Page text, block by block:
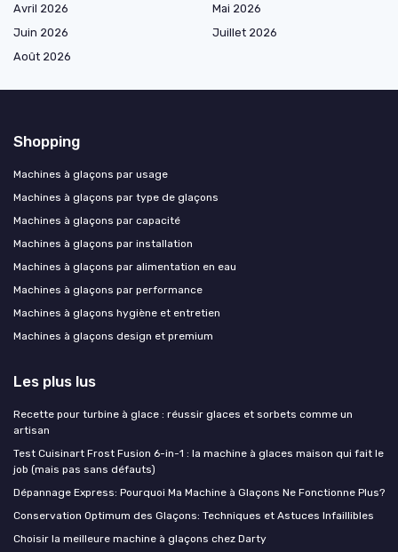
Avril 2026
Mai 2026
Juin 2026
Juillet 2026
Août 2026
Shopping
Machines à glaçons par usage
Machines à glaçons par type de glaçons
Machines à glaçons par capacité
Machines à glaçons par installation
Machines à glaçons par alimentation en eau
Machines à glaçons par performance
Machines à glaçons hygiène et entretien
Machines à glaçons design et premium
Les plus lus
Recette pour turbine à glace : réussir glaces et sorbets comme un
artisan
Test Cuisinart Frost Fusion 6-in-1 : la machine à glaces maison qui fait le
job (mais pas sans défauts)
Dépannage Express: Pourquoi Ma Machine à Glaçons Ne Fonctionne Plus?
Conservation Optimum des Glaçons: Techniques et Astuces Infaillibles
Choisir la meilleure machine à glaçons chez Darty